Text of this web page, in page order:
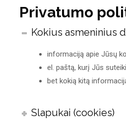
Privatumo
Kokius asmeninius
informaciją apie Jūsų
el. paštą, kurį Jūs
bet kokią kitą
Slapukai (cookies)